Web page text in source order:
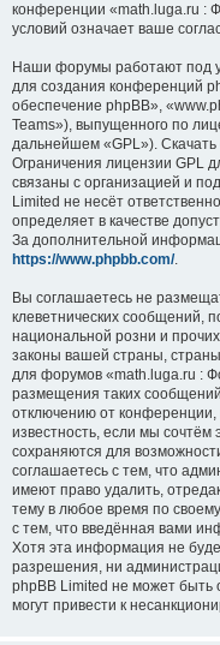
конференции «math.luga.ru :
условий означает ваше
Наши форумы работают под
для создания конференций
обеспечение phpBB»,
Teams»), выпущенного по
дальнейшем «GPL»).
Ограничения лицензии GPL
связаны с организацией и
Limited не несёт
определяет в качестве
За дополнительной
https://www.phpbb.com/.
Вы соглашаетесь не
клеветнических сообщений,
национальной розни и
законы вашей страны,
для форумов «math.luga.ru :
размещения таких
отключению от
известность, если мы
сохраняются для
соглашаетесь с тем, что
имеют право удалить,
тему в любое время по
с тем, что введённая вами
Хотя эта информация не
разрешения, ни
phpBB Limited не может быть
могут привести к